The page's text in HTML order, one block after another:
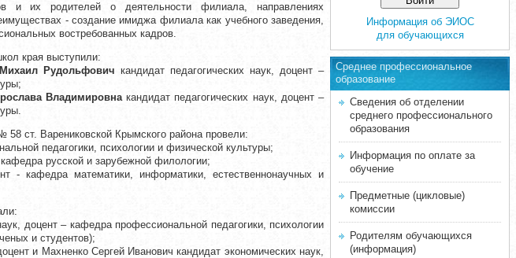
и их родителей о деятельности филиала, направлениях
- создание имиджа филиала как учебного заведения,
востребованных кадров.
края выступили:
Рудольфович кандидат педагогических наук, доцент –
Владимировнакандидат педагогических наук, доцент –
ст. Варениковской Крымского района провели:
педагогики, психологии и физической культуры;
русской и зарубежной филологии;
- кафедра математики, информатики, естественнонаучных и
доцент – кафедра профессиональной педагогики, психологии
и студентов);
и Махненко Сергей Иванович кандидат экономических наук,
Информация об ЭИОС
для обучающихся
Среднее професcиональное
образование
Сведения об отделении
среднего профессионального
образования
Информация по оплате за
обучение
Предметные (цикловые)
комиссии
Родителям обучающихся
(информация)